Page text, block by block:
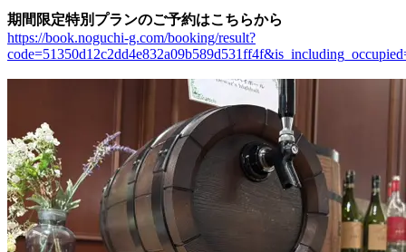
期間限定特別プランのご予約はこちらから
https://book.noguchi-g.com/booking/result?